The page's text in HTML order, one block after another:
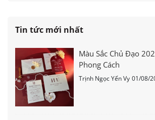
Tin tức mới nhất
Màu Sắc Chủ Đạo
Phong Cách
Trịnh Ngọc Yến Vy 01/08/